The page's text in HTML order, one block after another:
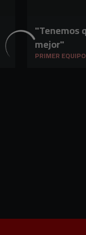
"Tenemos
mejor"
PRIMER EQUIPO